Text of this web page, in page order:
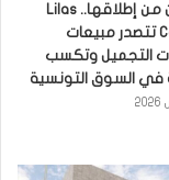
بعد عامين من إطلاقها.. Lilas
Cosmetics تتصدر مبيعات
التجميل وتكسب
في السوق التونسية